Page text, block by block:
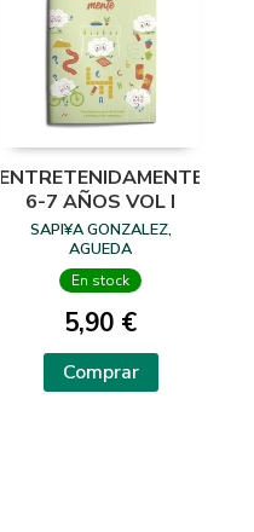
ENTRETENIDAMENTE
6-7 AÑOS VOL I
SAPI¥A GONZALEZ,
AGUEDA
En stock
5,90 €
Comprar